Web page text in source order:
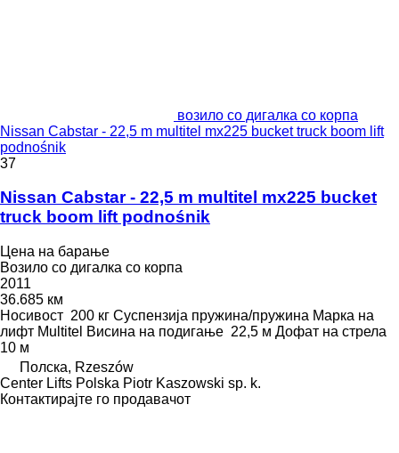
возило со дигалка со корпа
Nissan Cabstar - 22,5 m multitel mx225 bucket truck boom lift
podnośnik
37
Nissan Cabstar - 22,5 m multitel mx225 bucket
truck boom lift podnośnik
Цена на барање
Возило со дигалка со корпа
2011
36.685 км
Носивост 200 кг Суспензија пружина/пружина Марка на
лифт Multitel Висина на подигање 22,5 м Дофат на стрела
10 м
Полска, Rzeszów
Center Lifts Polska Piotr Kaszowski sp. k.
Контактирајте го продавачот